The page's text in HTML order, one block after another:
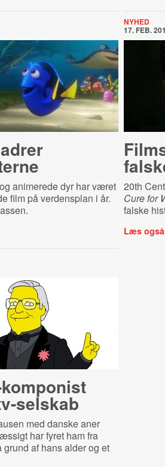
animerede dyr har været
film på verdensplan i år.
NYHED
17. FEB.
20th
Cure for
falske
Læs
selskab
med danske aner
har fyret ham fra
af hans alder og et